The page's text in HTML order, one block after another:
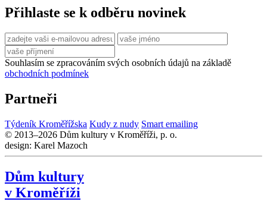
Přihlaste se k odběru novinek
Souhlasím se zpracováním svých osobních údajů na základě
obchodních podmínek
Partneři
Týdeník Kroměřížska Kudy z nudy Smart emailing
© 2013–2026 Dům kultury v Kroměříži, p. o.
design: Karel Mazoch
Dům kultury
v Kroměříži